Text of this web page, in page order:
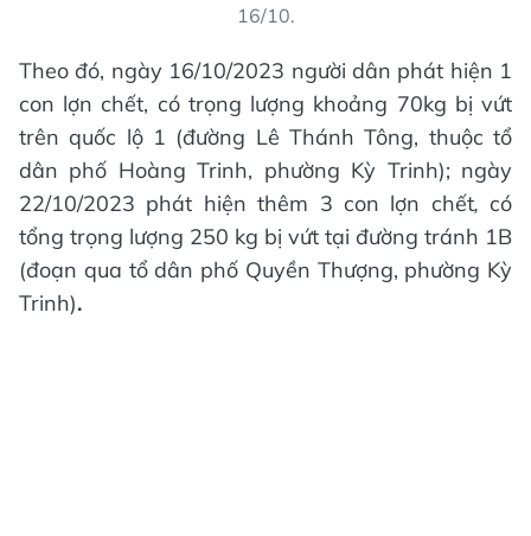
16/10.
Theo đó, ngày 16/10/2023 người dân phát hiện 1
con lợn chết, có trọng lượng khoảng 70kg bị vứt
trên quốc lộ 1 (đường Lê Thánh Tông, thuộc tổ
dân phố Hoàng Trinh, phường Kỳ Trinh); ngày
22/10/2023 phát hiện thêm 3 con lợn chết, có
tổng trọng lượng 250 kg bị vứt tại đường tránh 1B
(đoạn qua tổ dân phố Quyền Thượng, phường Kỳ
Trinh).